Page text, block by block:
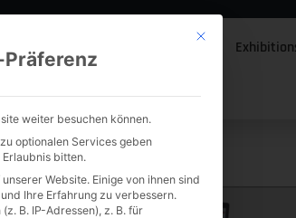
Mit diesem Button
weiter besuchen können.
optionalen Services geben
bitten.
Website. Einige von ihnen sind
Ihre Erfahrung zu verbessern.
B. IP-Adressen), z. B. für